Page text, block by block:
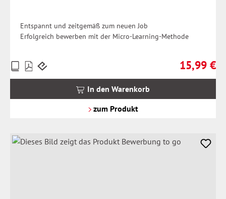
Entspannt und zeitgemäß zum neuen Job
Erfolgreich bewerben mit der Micro-Learning-Methode
Regulärer
15,99 €
Preise
inkl.
In den Warenkorb
zum Produkt